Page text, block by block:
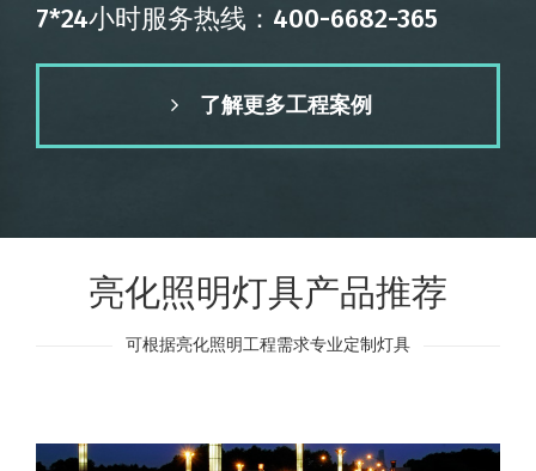
7*24小时服务热线：400-6682-365
了解更多工程案例
亮化照明灯具产品推荐
可根据亮化照明工程需求专业定制灯具